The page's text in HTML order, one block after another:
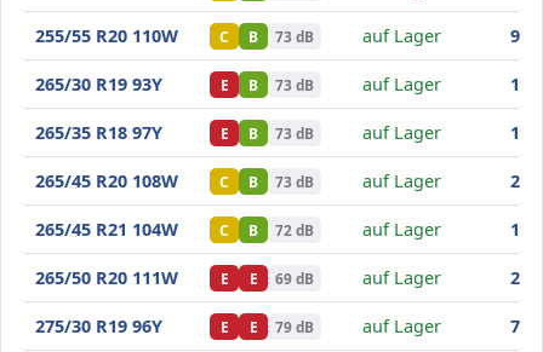
Goodride SA37
255/55 R20 110W C B 73 dB auf Lager 91
Goodride SA37
265/30 R19 93Y E B 73 dB auf Lager 120
Goodride SA37
265/35 R18 97Y E B 73 dB auf Lager 106
Goodride SA37
265/45 R20 108W C B 73 dB auf Lager 203
Goodride SA37
265/45 R21 104W C B 72 dB auf Lager 140
Goodride SA37
265/50 R20 111W E E 69 dB auf Lager 209
Goodride SA37
275/30 R19 96Y E E 79 dB auf Lager 79